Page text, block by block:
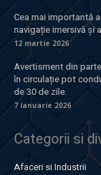
Cea mai importantă
navigație imersivă și
12 martie 2026
Avertisment din
în circulație pot
de 30 de zile.
7 ianuarie 2026
Categorii si
Afaceri si Industrii